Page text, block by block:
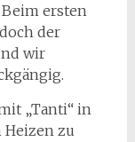
ersten
der
wir
„Tanti“ in
Heizen zu